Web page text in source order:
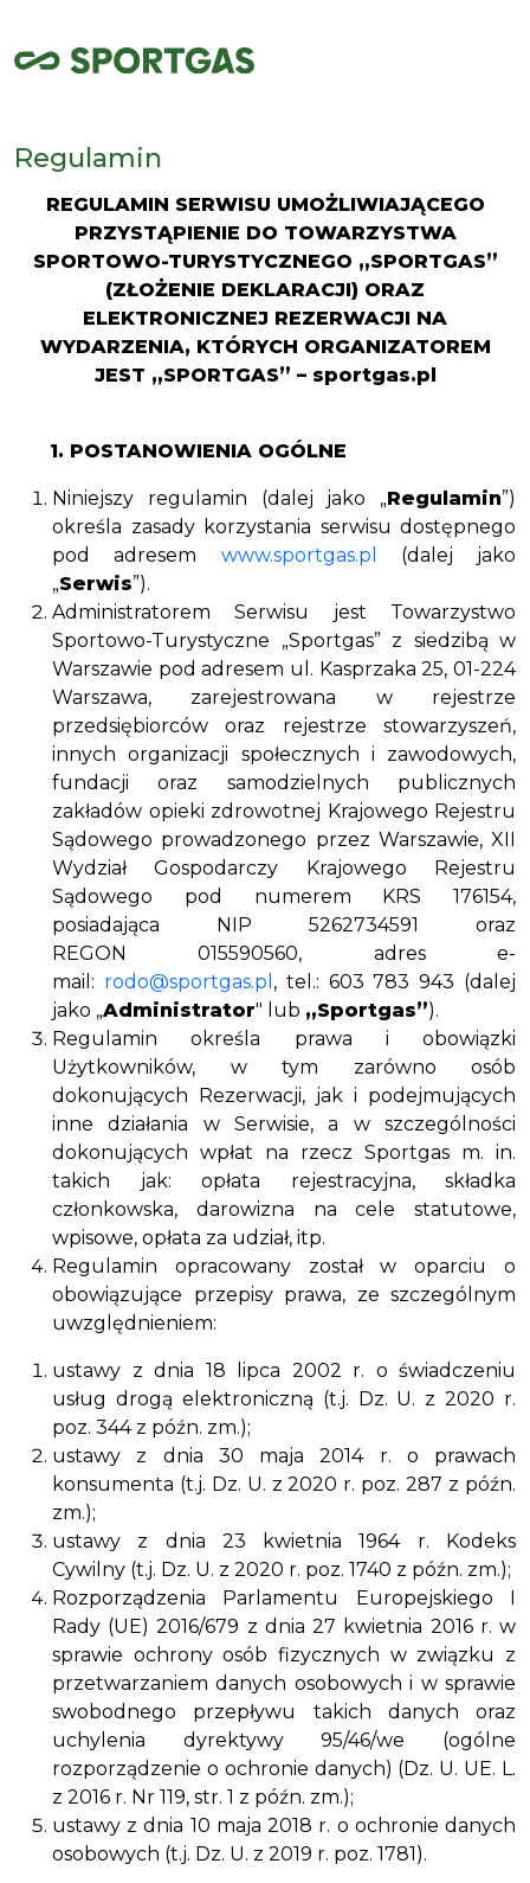
Regulamin
REGULAMIN SERWISU UMOŻLIWIAJĄCEGO
PRZYSTĄPIENIE DO TOWARZYSTWA
SPORTOWO-TURYSTYCZNEGO „SPORTGAS”
(ZŁOŻENIE DEKLARACJI) ORAZ
ELEKTRONICZNEJ REZERWACJI NA
WYDARZENIA, KTÓRYCH ORGANIZATOREM
JEST „SPORTGAS” – sportgas.pl
1. POSTANOWIENIA OGÓLNE
Niniejszy regulamin (dalej jako „Regulamin”)
określa zasady korzystania serwisu dostępnego
pod adresem www.sportgas.pl
(dalej jako
„Serwis”).
Administratorem Serwisu jest Towarzystwo
Sportowo-Turystyczne „Sportgas” z siedzibą w
Warszawie pod adresem ul. Kasprzaka 25, 01-224
Warszawa, zarejestrowana w rejestrze
przedsiębiorców oraz rejestrze stowarzyszeń,
innych organizacji społecznych i zawodowych,
fundacji oraz samodzielnych publicznych
zakładów opieki zdrowotnej Krajowego Rejestru
Sądowego prowadzonego przez Warszawie, XII
Wydział Gospodarczy Krajowego Rejestru
Sądowego pod numerem KRS 176154,
posiadająca NIP 5262734591 oraz
REGON 015590560, adres e-
mail: rodo@sportgas.pl , tel.: 603 783 943 (dalej
jako „Administrator" lub „Sportgas”).
Regulamin określa prawa i obowiązki
Użytkowników, w tym zarówno osób
dokonujących Rezerwacji, jak i podejmujących
inne działania w Serwisie, a w szczególności
dokonujących wpłat na rzecz Sportgas m. in.
takich jak: opłata rejestracyjna, składka
członkowska, darowizna na cele statutowe,
wpisowe, opłata za udział, itp.
Regulamin opracowany został w oparciu o
obowiązujące przepisy prawa, ze szczególnym
uwzględnieniem:
ustawy z dnia 18 lipca 2002 r. o świadczeniu
usług drogą elektroniczną (t.j. Dz. U. z 2020 r.
poz. 344 z późn. zm.);
ustawy z dnia 30 maja 2014 r. o prawach
konsumenta (t.j. Dz. U. z 2020 r. poz. 287 z późn.
zm.);
ustawy z dnia 23 kwietnia 1964 r. Kodeks
Cywilny (t.j. Dz. U. z 2020 r. poz. 1740 z późn. zm.);
Rozporządzenia Parlamentu Europejskiego I
Rady (UE) 2016/679 z dnia 27 kwietnia 2016 r. w
sprawie ochrony osób fizycznych w związku z
przetwarzaniem danych osobowych i w sprawie
swobodnego przepływu takich danych oraz
uchylenia dyrektywy 95/46/we (ogólne
rozporządzenie o ochronie danych) (Dz. U. UE. L.
z 2016 r. Nr 119, str. 1 z późn. zm.);
ustawy z dnia 10 maja 2018 r. o ochronie danych
osobowych (t.j. Dz. U. z 2019 r. poz. 1781).